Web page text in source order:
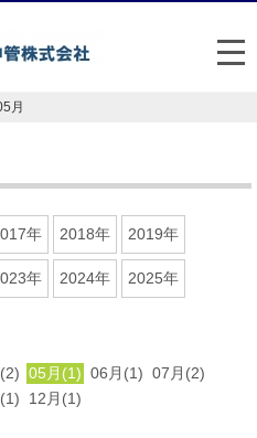
メ
の強み
決事例
情報
月
年 2018年 2019年
年 2024年 2025年
05月(1) 06月(1) 07月(2)
12月(1)